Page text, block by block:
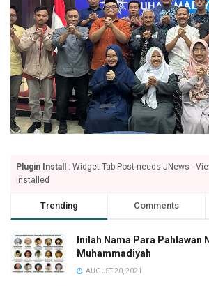
Plugin Install
: Widget Tab Post needs JNews -
installed
Trending Comments
Inilah Nama Para Pahlawan
Muhammadiyah
AUGUST 20, 2021